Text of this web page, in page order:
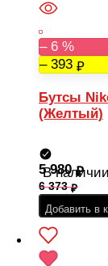
– 6 %
– 393
Бутсы
(Желтый)
В наличии
5 980
6 373
Добавить в